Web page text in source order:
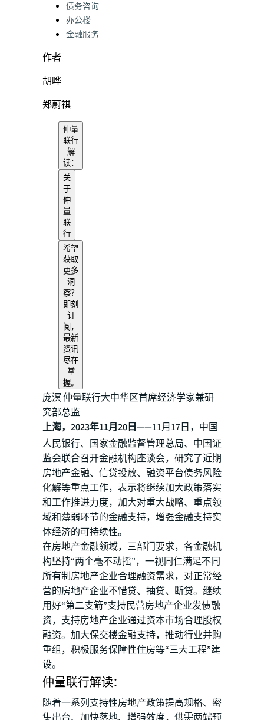
债务咨询
办公楼
金融服务
作者
胡晔
郑蔚祺
仲量
联行
解
读：
关
于
仲
量
联
行
希望
获取
更多
洞
察？
即刻
订
阅，
最新
资讯
尽在
掌
握。
庞溟 仲量联行大中华区首席经济学家兼研
究部总监
上海，2023年11月20日——11月17日，中国
人民银行、国家金融监督管理总局、中国证
监会联合召开金融机构座谈会，研究了近期
房地产金融、信贷投放、融资平台债务风险
化解等重点工作，表示将继续加大政策落实
和工作推进力度，加大对重大战略、重点领
域和薄弱环节的金融支持，增强金融支持实
体经济的可持续性。
在房地产金融领域，三部门要求，各金融机
构坚持“两个毫不动摇”，一视同仁满足不同
所有制房地产企业合理融资需求，对正常经
营的房地产企业不惜贷、抽贷、断贷。继续
用好“第二支箭”支持民营房地产企业发债融
资，支持房地产企业通过资本市场合理股权
融资。加大保交楼金融支持，推动行业并购
重组，积极服务保障性住房等“三大工程”建
设。
仲量联行解读：
随着一系列支持性房地产政策提高规格、密